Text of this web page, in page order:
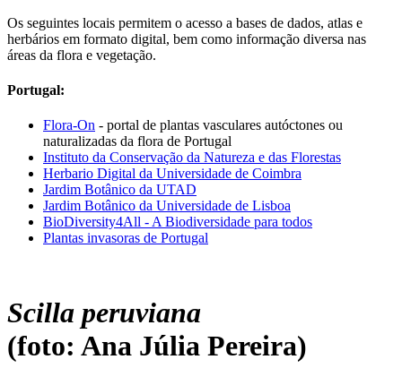
Os seguintes locais permitem o acesso a bases de dados, atlas e
herbários em formato digital, bem como informação diversa nas
áreas da flora e vegetação.
Portugal:
Flora-On - portal de plantas vasculares autóctones ou
naturalizadas da flora de Portugal
Instituto da Conservação da Natureza e das Florestas
Herbario Digital da Universidade de Coimbra
Jardim Botânico da UTAD
Jardim Botânico da Universidade de Lisboa
BioDiversity4All - A Biodiversidade para todos
Plantas invasoras de Portugal
Scilla peruviana
(foto: Ana Júlia Pereira)